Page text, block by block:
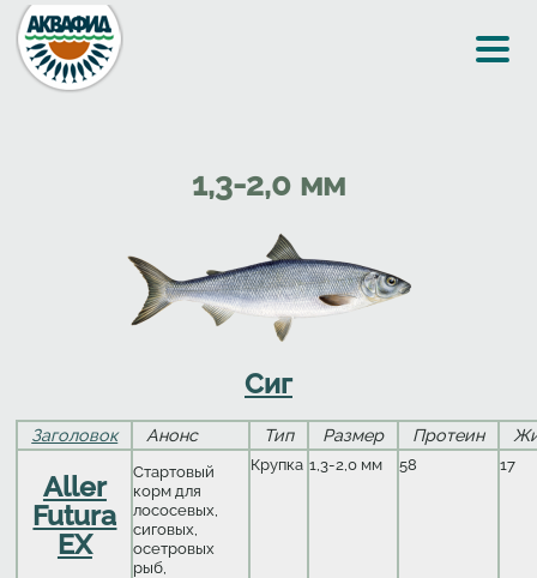
Перейти к основному содержанию
1,3-2,0 мм
Сиг
Заголовок Анонс Тип Размер Протеин
Aller
Futura
EX
Стартовый
корм для
лососевых,
сиговых,
осетровых
рыб,
Крупка 1,3-2,0 мм 58 17